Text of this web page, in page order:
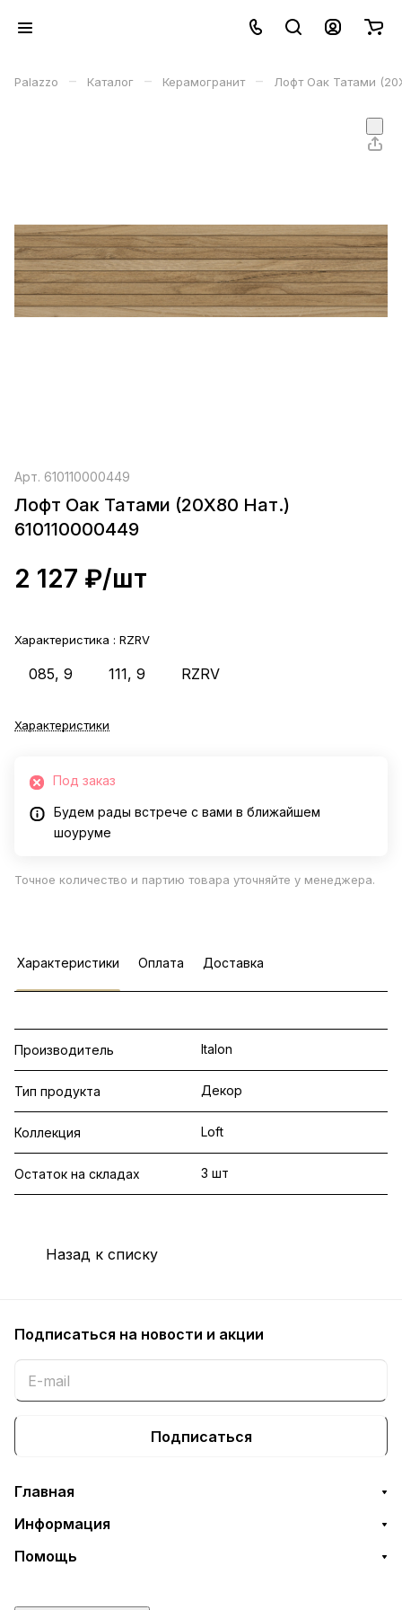
Palazzo – Каталог – Керамогранит – Лофт Оак Татами
Арт. 610110000449
Лофт Оак Татами (20X80 Нат.)
610110000449
2 127 ₽/шт
Характеристика : RZRV
085, 9 111, 9 RZRV
Характеристики
Под заказ
Будем рады встрече с вами в ближайшем
шоуруме
Точное количество и партию товара уточняйте у менеджера.
Характеристики Оплата Доставка
Производитель Italon
Тип продукта Декор
Коллекция Loft
Остаток на складах 3 шт
Назад к списку
Подписаться на новости и акции
Подписаться
Главная
Информация
Помощь